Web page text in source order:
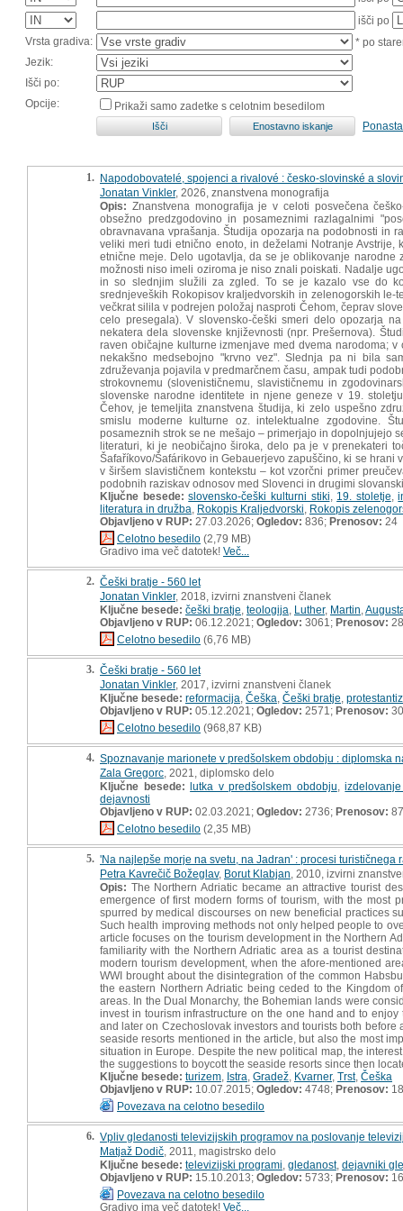
išči po
Vrsta gradiva:
* po
Jezik:
Išči po:
Opcije:
Prikaži samo zadetke s celotnim besedilom
1. Napodobovatelé, spojenci a rivalové : česko-slovinské a
Jonatan Vinkler, 2026, znanstvena monografija
Opis: Znanstvena monografija je v celoti posvečena
obsežno predzgodovino in posameznimi razlagalnimi
obravnavana vprašanja. Študija opozarja na podobnosti in
veliki meri tudi etnično enoto, in deželami Notranje
etnične meje. Delo ugotavlja, da se je oblikovanje
možnosti niso imeli oziroma je niso znali poiskati. Nadalje
in so slednjim služili za zgled. To se je kazalo vse do
srednjeveških Rokopisov kraljedvorskih in zelenogorskih
večkrat silila v podrejen položaj nasproti Čehom, čeprav
celo presegala). V slovensko-češki smeri delo opozarja
nekatera dela slovenske književnosti (npr. Prešernova).
raven običajne kulturne izmenjave med dvema narodoma;
nekakšno medsebojno "krvno vez". Slednja pa ni bila
združevanja pojavila v predmarčnem času, ampak tudi
strokovnemu (slovenističnemu, slavističnemu in
slovenske narodne identitete in njene geneze v 19.
Čehov, je temeljita znanstvena študija, ki zelo uspešno
smislu moderne kulturne oz. intelektualne zgodovine.
posameznih strok se ne mešajo – primerjajo in dopolnjujejo
literaturi, ki je neobičajno široka, delo pa je v prenekateri
Šafaříkovo/Šafárikovo in Gebauerjevo zapuščino, ki se hrani
v širšem slavističnem kontekstu – kot vzorčni primer
podobnih raziskav odnosov med Slovenci in drugimi
Ključne besede: slovensko-češki kulturni stiki 19. stoletje ,
literatura in družba Rokopis Kraljedvorski Rokopis
Objavljeno v RUP: 27.03.2026; Ogledov: 836; Prenosov: 24
Celotno besedilo (2,79 MB)
Gradivo ima več datotek! Več...
2. Češki bratje - 560 let
Jonatan Vinkler, 2018, izvirni znanstveni članek
Ključne besede: češki bratje teologija Luther, Martin
Objavljeno v RUP: 06.12.2021; Ogledov: 3061; Prenosov: 28
Celotno besedilo (6,76 MB)
3. Češki bratje - 560 let
Jonatan Vinkler, 2017, izvirni znanstveni članek
Ključne besede: reformacija Češka Češki bratje
Objavljeno v RUP: 05.12.2021; Ogledov: 2571; Prenosov: 30
Celotno besedilo (968,87 KB)
4. Spoznavanje marionete v predšolskem obdobju : diplomska
Zala Gregorc , 2021, diplomsko delo
Ključne besede: lutka v predšolskem obdobju ,
dejavnosti
Objavljeno v RUP: 02.03.2021; Ogledov: 2736; Prenosov: 87
Celotno besedilo (2,35 MB)
5. 'Na najlepše morje na svetu, na Jadran' : procesi
Petra Kavrečič Božeglav, Borut Klabjan , 2010, izvirni
Opis: The Northern Adriatic became an attractive tourist
emergence of first modern forms of tourism, with the most
spurred by medical discourses on new beneficial practices
Such health improving methods not only helped people to
article focuses on the tourism development in the Northern
familiarity with the Northern Adriatic area as a tourist
modern tourism development, when the afore-mentioned
WWI brought about the disintegration of the common
the eastern Northern Adriatic being ceded to the Kingdom
areas. In the Dual Monarchy, the Bohemian lands were
invest in tourism infrastructure on the one hand and to
and later on Czechoslovak investors and tourists both
seaside resorts mentioned in the article, but also the most
situation in Europe. Despite the new political map, the
the suggestions to boycott the seaside resorts since then
Ključne besede: turizem Istra Gradež Kvarner, Trst, Češka
Objavljeno v RUP: 10.07.2015; Ogledov: 4748; Prenosov: 18
Povezava na celotno besedilo
6. Vpliv gledanosti televizijskih programov na poslovanje
Matjaž Dodič , 2011, magistrsko delo
Ključne besede: televizijski programi gledanost, dejavniki
Objavljeno v RUP: 15.10.2013; Ogledov: 5733; Prenosov:
Povezava na celotno besedilo
Gradivo ima več datotek! Več...